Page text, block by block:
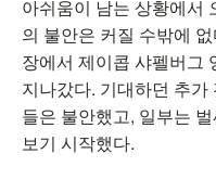
아쉬움이 남는 상황에서
의 불안은 커질 수밖에
장에서 제이콥 샤펠버그
지나갔다. 기대하던 추
들은 불안했고, 일부는
보기 시작했다.